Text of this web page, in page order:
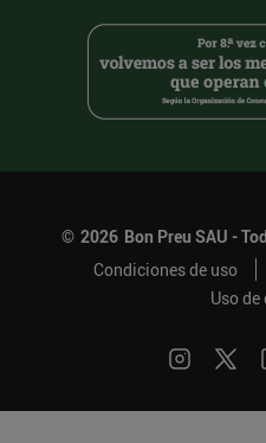
© 2026 Bon Preu SAU -
Condiciones de uso
Uso